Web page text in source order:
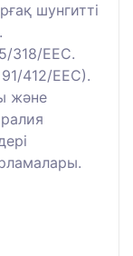
шунгитті
318/ЕЕС.
412/ЕЕС).
және